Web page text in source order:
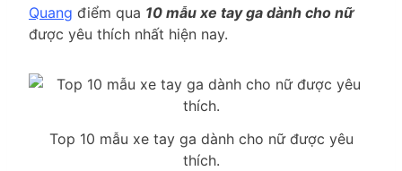
Quang điểm qua 10 mẫu xe tay ga dành cho nữ
được yêu thích nhất hiện nay.
Top 10 mẫu xe tay ga dành cho nữ được yêu
thích.